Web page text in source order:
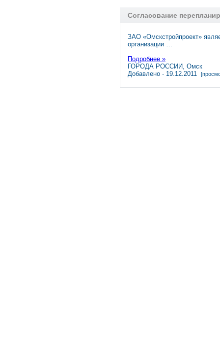
Согласование
ЗАО «Омскстройпроект»
организации …
Подробнее »
ГОРОДА РОССИИ, Омск
Добавлено - 19.12.2011